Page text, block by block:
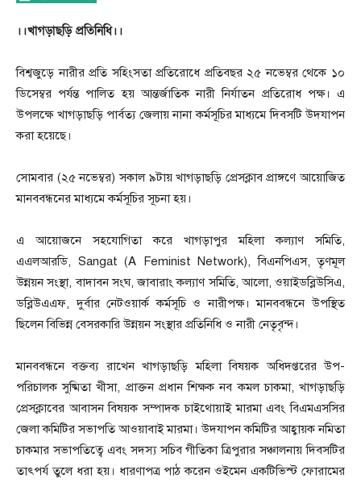
।।খাগড়াছড়ি প্রতিনিধি।।
বিশ্বজুড়ে নারীর প্রতি সহিংসতা প্রতিরোধে প্রতিবছর ২৫ নভেম্বর থেকে ১০
ডিসেম্বর পর্যন্ত পালিত হয় আন্তর্জাতিক নারী নির্যাতন প্রতিরোধ পক্ষ। এ
উপলক্ষে খাগড়াছড়ি পার্বত্য জেলায় নানা কর্মসূচির মাধ্যমে দিবসটি উদযাপন
করা হয়েছে।
সোমবার (২৫ নভেম্বর) সকাল ৯টায় খাগড়াছড়ি প্রেসক্লাব প্রাঙ্গণে আয়োজিত
মানববন্ধনের মাধ্যমে কর্মসূচির সূচনা হয়।
এ আয়োজনে সহযোগিতা করে খাগড়াপুর মহিলা কল্যাণ সমিতি,
এএলআরডি, Sangat (A Feminist Network), বিএনপিএস, তৃণমূল
উন্নয়ন সংস্থা, বাদাবন সংঘ, জাবারাং কল্যাণ সমিতি, আলো, ওয়াইডব্লিউসিএ,
ডব্লিউএএফ, দুর্বার নেটওয়ার্ক কর্মসূচি ও নারীপক্ষ। মানববন্ধনে উপস্থিত
ছিলেন বিভিন্ন বেসরকারি উন্নয়ন সংস্থার প্রতিনিধি ও নারী নেতৃবৃন্দ।
মানববন্ধনে বক্তব্য রাখেন খাগড়াছড়ি মহিলা বিষয়ক অধিদপ্তরের উপ-
পরিচালক সুষ্মিতা খীসা, প্রাক্তন প্রধান শিক্ষক নব কমল চাকমা, খাগড়াছড়ি
প্রেসক্লাবের আবাসন বিষয়ক সম্পাদক চাইথোয়াই মারমা এবং বিএমএসসির
জেলা কমিটির সভাপতি আওয়াবাই মারমা। উদযাপন কমিটির আহ্বায়ক নমিতা
চাকমার সভাপতিত্বে এবং সদস্য সচিব গীতিকা ত্রিপুরার সঞ্চালনায় দিবসটির
তাৎপর্য তুলে ধরা হয়। ধারণাপত্র পাঠ করেন ওইমেন একটিভিস্ট ফোরামের